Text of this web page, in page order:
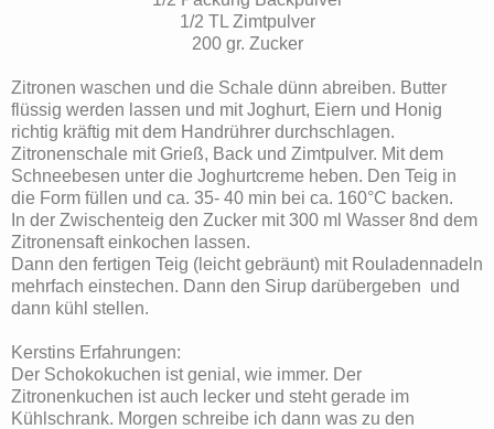
1/2 TL Zimtpulver
200 gr. Zucker
Zitronen waschen und die Schale dünn abreiben. Butter
flüssig werden lassen und mit Joghurt, Eiern und Honig
richtig kräftig mit dem Handrührer durchschlagen.
Zitronenschale mit Grieß, Back und Zimtpulver. Mit dem
Schneebesen unter die Joghurtcreme heben. Den Teig in
die Form füllen und ca. 35- 40 min bei ca. 160°C backen.
In der Zwischenteig den Zucker mit 300 ml Wasser 8nd dem
Zitronensaft einkochen lassen.
Dann den fertigen Teig (leicht gebräunt) mit Rouladennadeln
mehrfach einstechen. Dann den Sirup darübergeben und
dann kühl stellen.
Kerstins Erfahrungen:
Der Schokokuchen ist genial, wie immer. Der
Zitronenkuchen ist auch lecker und steht gerade im
Kühlschrank. Morgen schreibe ich dann was zu den